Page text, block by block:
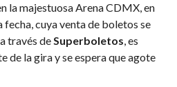
la majestuosa Arena CDMX, en
cuya venta de boletos se
través deSuperboletos, es
de la gira y se espera que agote